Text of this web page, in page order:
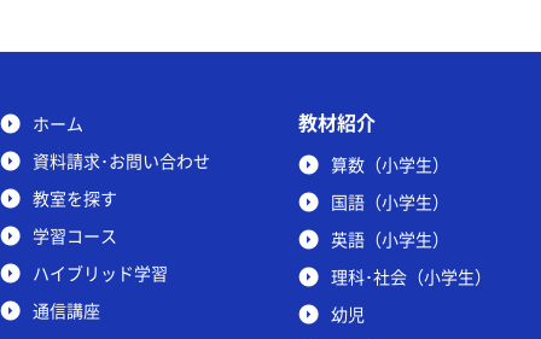
ホーム
資料請求･お問い合わせ
教室を探す
学習コース
ハイブリッド学習
通信講座
教材紹介
算数（小学生）
国語（小学生）
英語（小学生）
理科･社会（小学生）
幼児